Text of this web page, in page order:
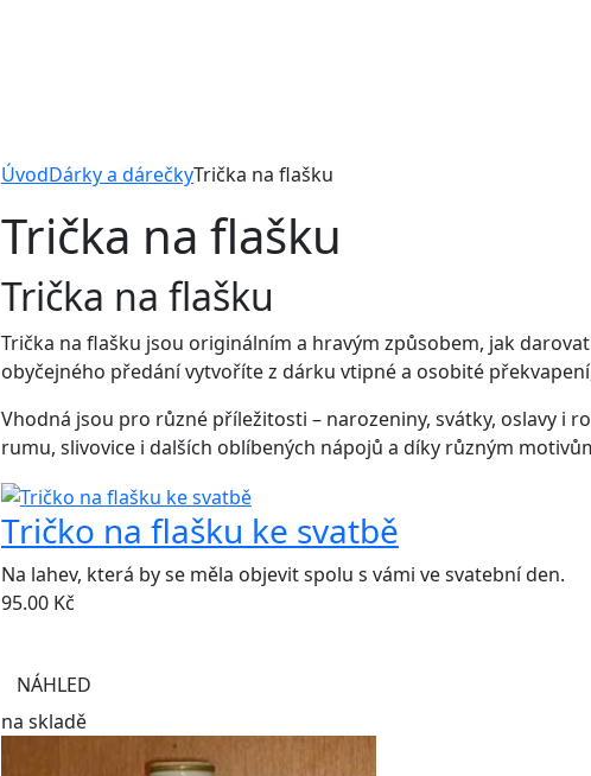
ÚvodDárky a dárečkyTrička na flašku
Trička na flašku
Trička na flašku
Trička na flašku jsou originálním a hravým způsobem, jak
obyčejného předání vytvoříte z dárku vtipné a osobité
Vhodná jsou pro různé příležitosti – narozeniny, svátky, oslavy i
rumu, slivovice i dalších oblíbených nápojů a díky různým
Tričko na flašku ke svatbě
Na lahev, která by se měla objevit spolu s vámi ve svatební den.
95.00 Kč
NÁHLED
na skladě